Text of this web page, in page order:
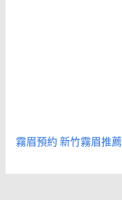
霧眉預約新竹霧眉推薦